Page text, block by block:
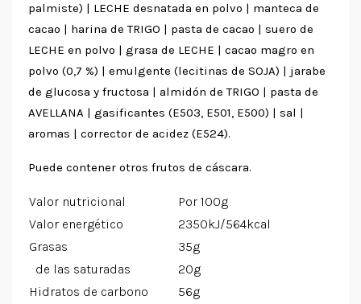
palmiste) | LECHE desnatada en polvo | manteca de
cacao | harina de TRIGO | pasta de cacao | suero de
LECHE en polvo | grasa de LECHE | cacao magro en
polvo (0,7 %) | emulgente (lecitinas de SOJA) | jarabe
de glucosa y fructosa | almidón de TRIGO | pasta de
AVELLANA | gasificantes (E503, E501, E500) | sal |
aromas | corrector de acidez (E524).
Puede contener otros frutos de cáscara.
Valor nutricional
Por 100g
Valor energético
2350kJ/564kcal
Grasas
35g
de las saturadas
20g
Hidratos de carbono
56g